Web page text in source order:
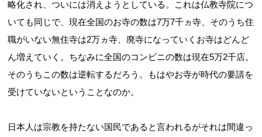
略化され、ついには消えようとしている。これは仏教寺院につ
いても同じで、現在全国のお寺の数は7万7千ヵ寺、そのうち住
職がいない無住寺は2万ヵ寺、廃寺になっていくお寺はどんど
ん増えていく。ちなみに全国のコンビニの数は現在5万2千店。
そのうちこの数は逆転するだろう。もはやお寺が時代の要請を
受けていないということなのか。
日本人は宗教を持たない国民であると言われるがそれは間違っ